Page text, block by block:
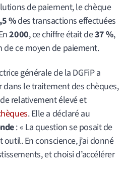
de paiement, le chèque
%des transactions effectuées
2000, ce chiffre était de37 %,
ce moyen de paiement.
générale de la DGFiP a
dans le traitement des chèques,
relativement élevé et
. Elle a déclaré au
: « La question se posait de
En conscience, j’ai donné
et choisi d’accélérer